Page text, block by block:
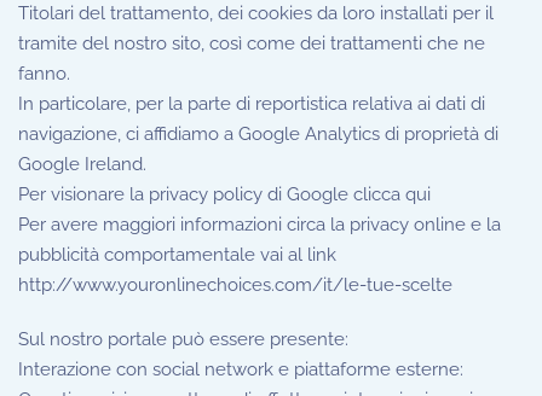
Titolari del trattamento, dei cookies da loro installati per il
tramite del nostro sito, così come dei trattamenti che ne
fanno.
In particolare, per la parte di reportistica relativa ai dati di
navigazione, ci affidiamo a Google Analytics di proprietà di
Google Ireland.
Per visionare la privacy policy di Google clicca qui
Per avere maggiori informazioni circa la privacy online e la
pubblicità comportamentale vai al link
http://www.youronlinechoices.com/it/le-tue-scelte
Sul nostro portale può essere presente:
Interazione con social network e piattaforme esterne: